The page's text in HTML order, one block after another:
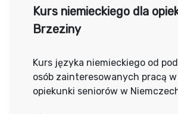
Kurs niemieckiego dla
Brzeziny
Kurs języka niemieckiego od
osób zainteresowanych pracą
opiekunki seniorów w